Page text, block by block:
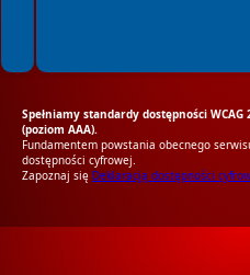
Spełniamy standardy dostępności
(poziom AAA).
Fundamentem powstania obecnego
dostępności cyfrowej.
Zapoznaj się Deklaracją dostępności